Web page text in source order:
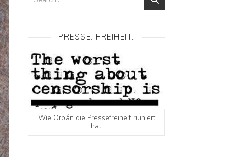
PRESSE. FREIHEIT.
Wie Orbán die Pressefreiheit ruiniert
hat.